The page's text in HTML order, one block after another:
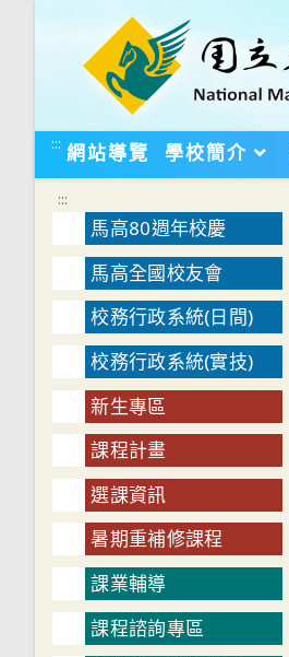
::: 網站導覽 學校簡介
:::
馬高80週年校慶
馬高全國校友會
校務行政系統(日間)
校務行政系統(實技)
新生專區
課程計畫
選課資訊
暑期重補修課程
課業輔導
課程諮詢專區